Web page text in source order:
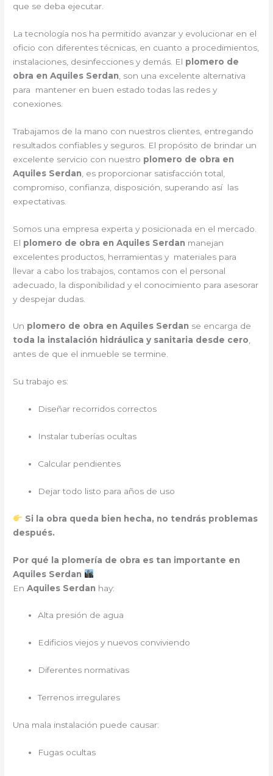
que se deba ejecutar.
La tecnología nos ha permitido avanzar y evolucionar en el
oficio con diferentes técnicas, en cuanto a procedimientos,
instalaciones, desinfecciones y demás. El plomero de
obra en Aquiles Serdan , son una excelente alternativa
para mantener en buen estado todas las redes y
conexiones.
Trabajamos de la mano con nuestros clientes, entregando
resultados confiables y seguros. El propósito de brindar un
excelente servicio con nuestro plomero de obra en
Aquiles Serdan , es proporcionar satisfacción total,
compromiso, confianza, disposición, superando así las
expectativas.
Somos una empresa experta y posicionada en el mercado.
El plomero de obra en Aquiles Serdan manejan
excelentes productos, herramientas y materiales para
llevar a cabo los trabajos, contamos con el personal
adecuado, la disponibilidad y el conocimiento para asesorar
y despejar dudas.
Un plomero de obra en Aquiles Serdan se encarga de
toda la instalación hidráulica y sanitaria desde cero,
antes de que el inmueble se termine.
Su trabajo es:
Diseñar recorridos correctos
Instalar tuberías ocultas
Calcular pendientes
Dejar todo listo para años de uso
Si la obra queda bien hecha, no tendrás problemas
después.
Por qué la plomería de obra es tan importante en
Aquiles Serdan
EnAquiles Serdan hay:
Alta presión de agua
Edificios viejos y nuevos conviviendo
Diferentes normativas
Terrenos irregulares
Una mala instalación puede causar:
Fugas ocultas